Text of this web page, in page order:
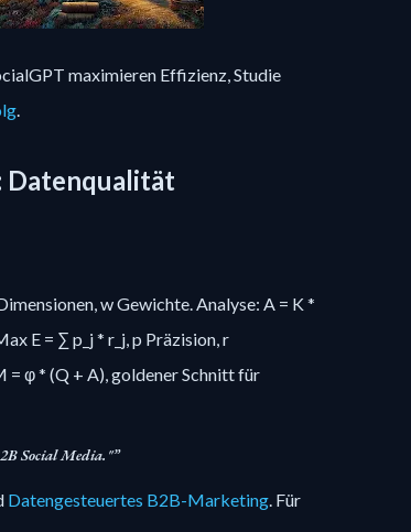
maximieren Effizienz, Studie
.
Datenqualität
w Gewichte. Analyse: A = K *
E = ∑ p_j * r_j, p Präzision, r
= φ * (Q + A), goldener Schnitt für
Social Media."
Datengesteuertes B2B-Marketing. Für